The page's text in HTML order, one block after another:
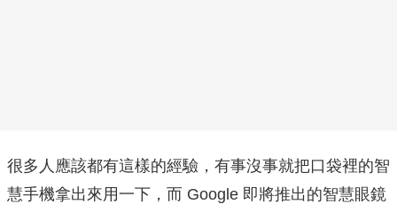
很多人應該都有這樣的經驗，有事沒事就把口袋裡的智
慧手機拿出來用一下，而 Google 即將推出的智慧眼鏡